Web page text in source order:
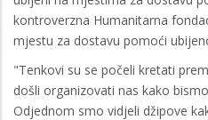
kontroverzna Humanitarna
mjestu za dostavu pomoći
"Tenkovi su se počeli kretati
došli organizovati nas kako
Odjednom smo vidjeli džipove